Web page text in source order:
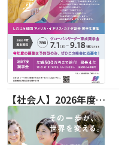
【社会人】2026年度 しのはら財団 アメリカ・イギリス・カナダ英語留学奨学金